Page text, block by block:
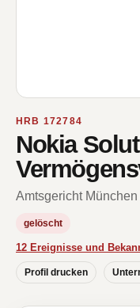
HRB 172784
Nokia
Amtsgericht München
gelöscht
12 Ereignisse und
Profil drucken